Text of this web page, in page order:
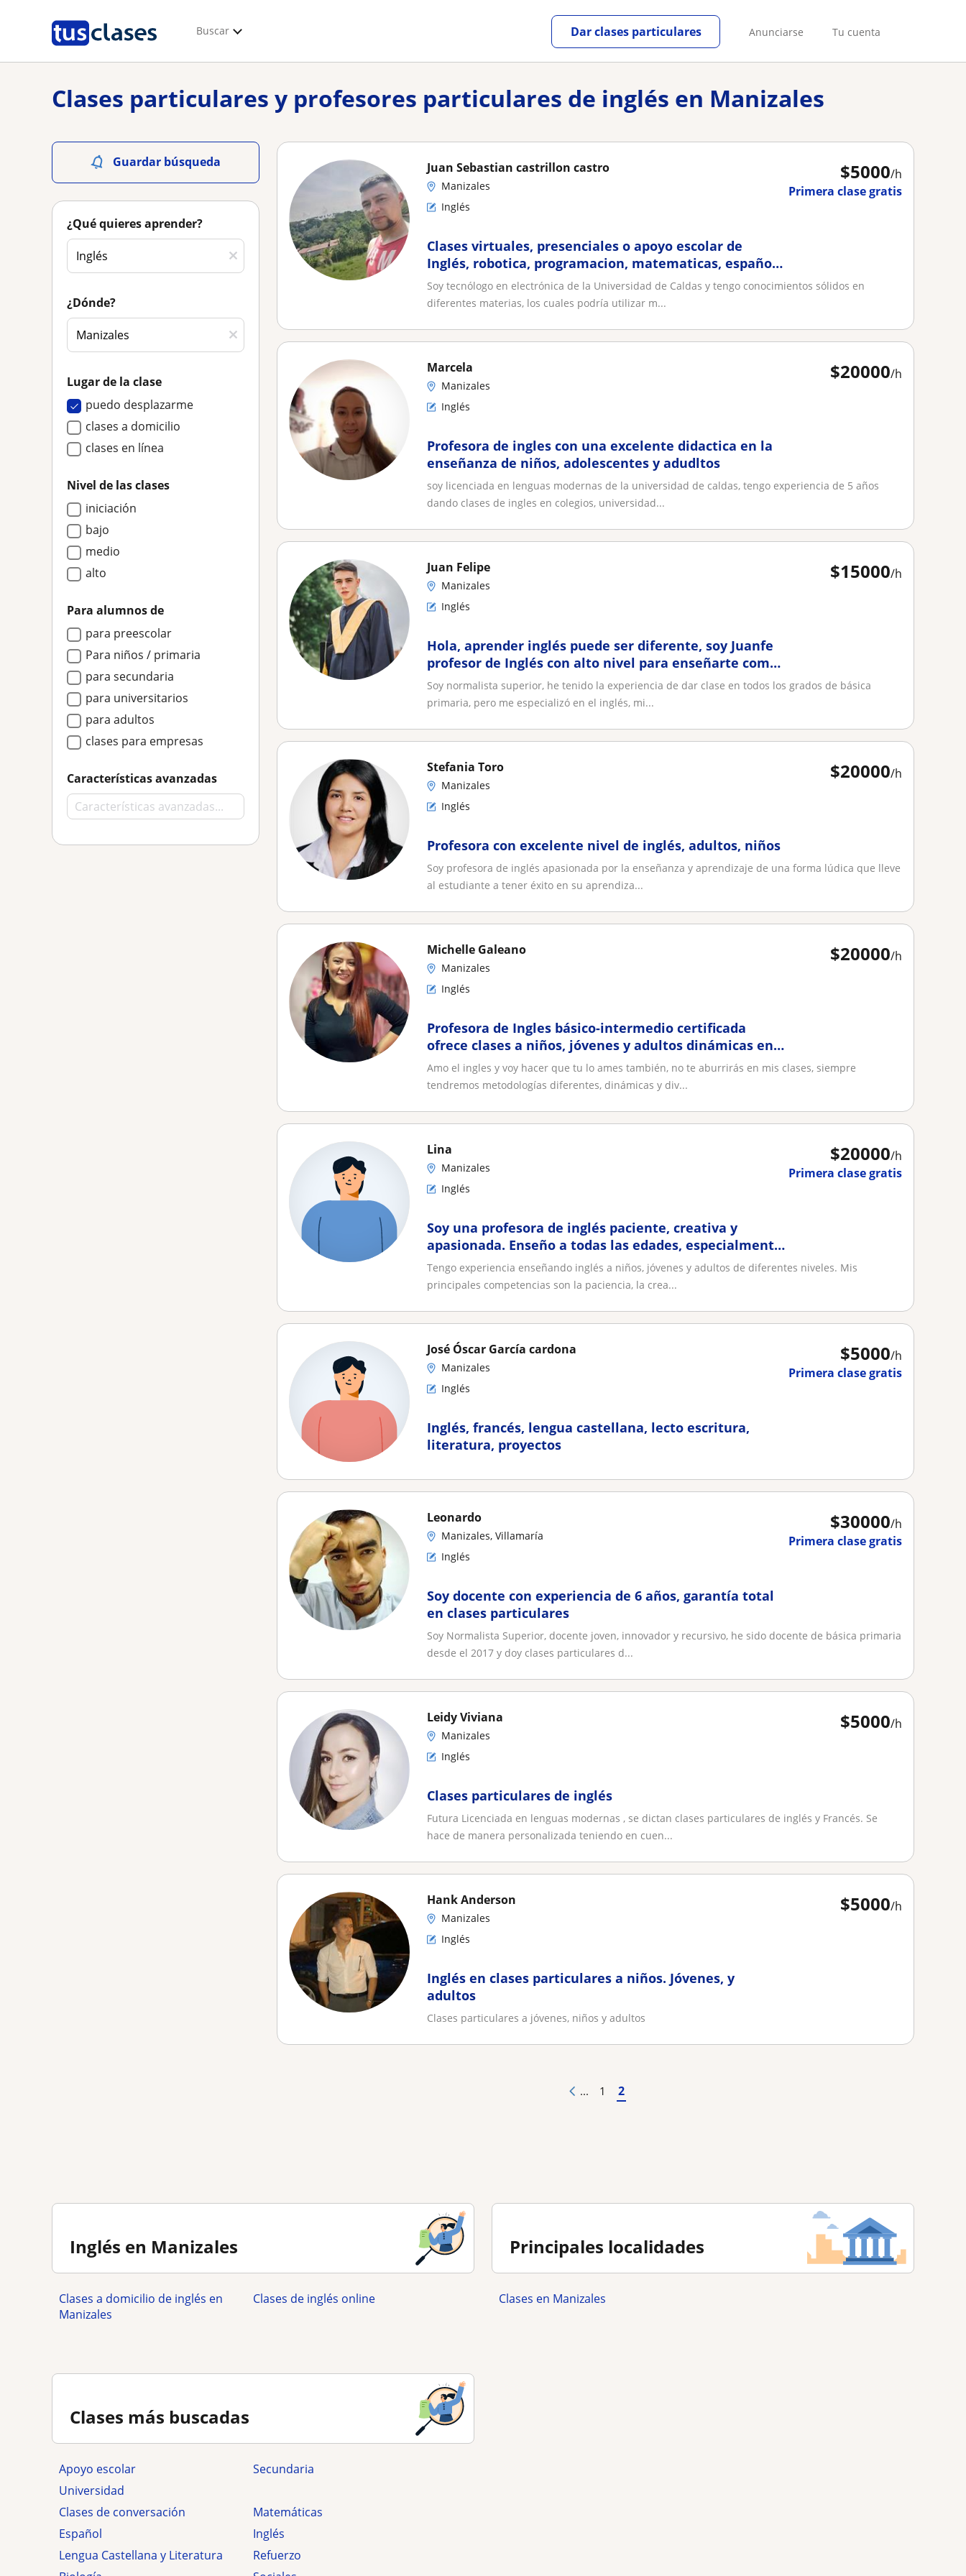
Buscar Anunciarse Tu cuenta
Dar clases particulares
Clases particulares y profesores particulares de inglés en Manizales
Guardar búsqueda
¿Qué quieres aprender?
¿Dónde?
Lugar de la clase
puedo desplazarme
clases a domicilio
clases en línea
Nivel de las clases
iniciación
bajo
medio
alto
Para alumnos de
para preescolar
Para niños / primaria
para secundaria
para universitarios
para adultos
clases para empresas
Características avanzadas
$5000/h
Primera clase gratis
Juan Sebastian castrillon castro
Manizales
Inglés
Clases virtuales, presenciales o apoyo escolar de
Inglés, robotica, programacion, matematicas, español
y ciencias
Soy tecnólogo en electrónica de la Universidad de Caldas y tengo conocimientos sólidos en
diferentes materias, los cuales podría utilizar m...
$20000/h
Marcela
Manizales
Inglés
Profesora de ingles con una excelente didactica en la
enseñanza de niños, adolescentes y adudltos
soy licenciada en lenguas modernas de la universidad de caldas, tengo experiencia de 5 años
dando clases de ingles en colegios, universidad...
$15000/h
Juan Felipe
Manizales
Inglés
Hola, aprender inglés puede ser diferente, soy Juanfe
profesor de Inglés con alto nivel para enseñarte como
se aprende de manera divertida!
Soy normalista superior, he tenido la experiencia de dar clase en todos los grados de básica
primaria, pero me especializó en el inglés, mi...
$20000/h
Stefania Toro
Manizales
Inglés
Profesora con excelente nivel de inglés, adultos, niños
Soy profesora de inglés apasionada por la enseñanza y aprendizaje de una forma lúdica que lleve
al estudiante a tener éxito en su aprendiza...
$20000/h
Michelle Galeano
Manizales
Inglés
Profesora de Ingles básico-intermedio certificada
ofrece clases a niños, jóvenes y adultos dinámicas en
Manizales, de manera online y también en la
comodidad de sus casas
Amo el ingles y voy hacer que tu lo ames también, no te aburrirás en mis clases, siempre
tendremos metodologías diferentes, dinámicas y div...
$20000/h
Primera clase gratis
Lina
Manizales
Inglés
Soy una profesora de inglés paciente, creativa y
apasionada. Enseño a todas las edades, especialmente
a niños, con clases dinámica
Tengo experiencia enseñando inglés a niños, jóvenes y adultos de diferentes niveles. Mis
principales competencias son la paciencia, la crea...
$5000/h
Primera clase gratis
José Óscar García cardona
Manizales
Inglés
Inglés, francés, lengua castellana, lecto escritura,
literatura, proyectos
$30000/h
Primera clase gratis
Leonardo
Manizales, Villamaría
Inglés
Soy docente con experiencia de 6 años, garantía total
en clases particulares
Soy Normalista Superior, docente joven, innovador y recursivo, he sido docente de básica primaria
desde el 2017 y doy clases particulares d...
$5000/h
Leidy Viviana
Manizales
Inglés
Clases particulares de inglés
Futura Licenciada en lenguas modernas , se dictan clases particulares de inglés y Francés. Se
hace de manera personalizada teniendo en cuen...
$5000/h
Hank Anderson
Manizales
Inglés
Inglés en clases particulares a niños. Jóvenes, y
adultos
Clases particulares a jóvenes, niños y adultos
... 1 2
Inglés en Manizales
Clases a domicilio de inglés en
Manizales
Clases de inglés online
Principales localidades
Clases en Manizales
Clases más buscadas
Apoyo escolar
secundaria
Universidad
Clases de conversación
Matemáticas
Español
Inglés
Lengua Castellana y Literatura
Refuerzo